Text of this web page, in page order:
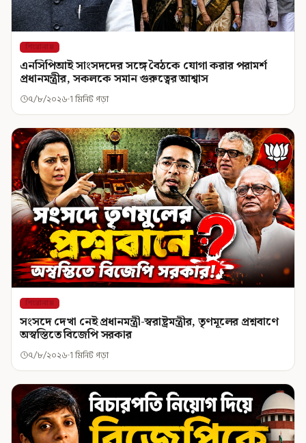
শিরোনাম
এনসিপিআই সাংসদদের সঙ্গে বৈঠকে যোগা করার পরামর্শ
প্রধানমন্ত্রীর, সকলকে সমান গুরুত্বের আশ্বাস
৭/৮/২০২৬ 1 মিনিট পড়া
শিরোনাম
সংসদে দেখা নেই প্রধানমন্ত্রী-স্বরাষ্ট্রমন্ত্রীর, তৃণমূলের প্রশ্নবাণে
অস্বস্তিতে বিজেপি সরকার
৭/৮/২০২৬ 1 মিনিট পড়া